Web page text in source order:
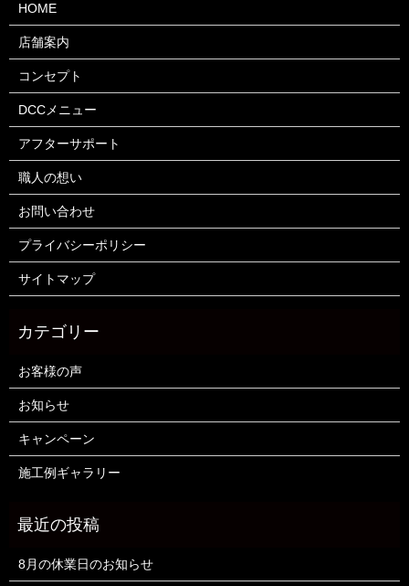
HOME
店舗案内
コンセプト
DCCメニュー
アフターサポート
職人の想い
お問い合わせ
プライバシーポリシー
サイトマップ
お客様の声
お知らせ
キャンペーン
施工例ギャラリー
8月の休業日のお知らせ